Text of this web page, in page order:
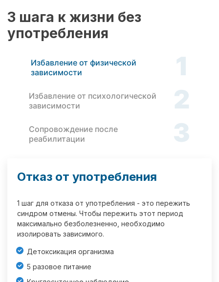
3 шага к жизни без
употребления
Избавление от физической
зависимости
1
Избавление от психологической
зависимости
2
Сопровождение после
реабилитации
3
Отказ от употребления
1 шаг для отказа от употребления - это пережить
синдром отмены. Чтобы пережить этот период
максимально безболезненно, необходимо
изолировать зависимого.
Детоксикация организма
5 разовое питание